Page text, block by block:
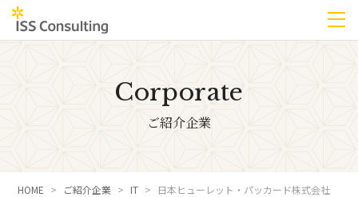
Corporate
ご紹介企業
HOME ご紹介企業 IT 日本ヒューレット・パッカード株式会社